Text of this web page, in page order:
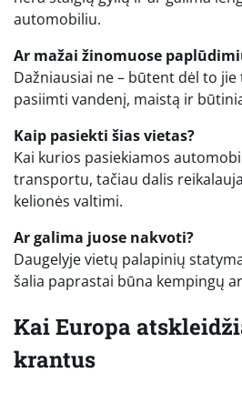
automobiliu.
Ar mažai žinomuose
Dažniausiai ne – būtent dėl to
pasiimti vandenį, maistą ir
Kaip pasiekti šias vietas?
Kai kurios pasiekiamos
transportu, tačiau dalis
kelionės valtimi.
Ar galima juose nakvoti?
Daugelyje vietų palapinių
šalia paprastai būna kempingų
Kai Europa
krantus